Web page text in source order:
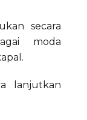
secara
moda
lanjutkan